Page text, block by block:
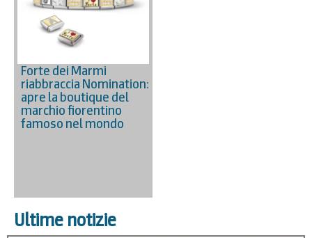
Forte dei Marmi
riabbraccia Nomination:
apre la boutique del
marchio fiorentino
famoso nel mondo
Ultime notizie